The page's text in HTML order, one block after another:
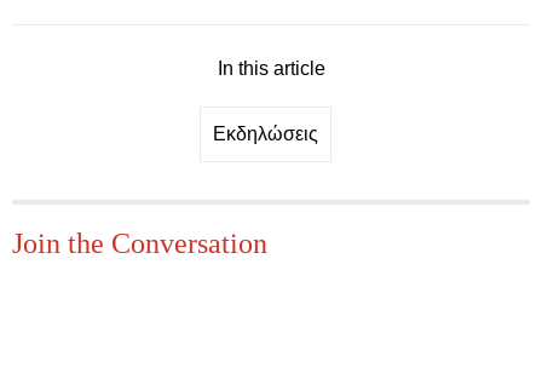
In this article
Εκδηλώσεις
Join the Conversation